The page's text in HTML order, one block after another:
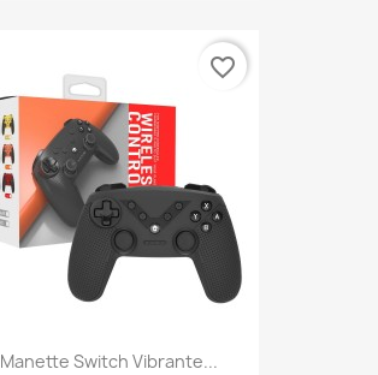
Manette Switch Vibrante...
favorite_border